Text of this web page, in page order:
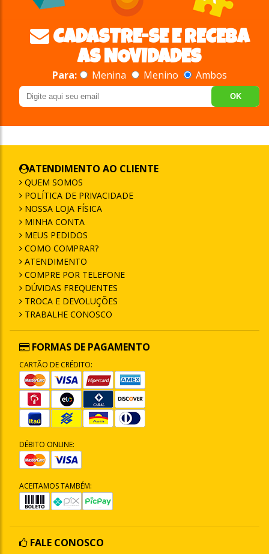
CADASTRE-SE E RECEBA
AS NOVIDADES
Para: Menina Menino Ambos
OK
ATENDIMENTO AO CLIENTE
QUEM SOMOS
POLÍTICA DE PRIVACIDADE
NOSSA LOJA FÍSICA
MINHA CONTA
MEUS PEDIDOS
COMO COMPRAR?
ATENDIMENTO
COMPRE POR TELEFONE
DÚVIDAS FREQUENTES
TROCA E DEVOLUÇÕES
TRABALHE CONOSCO
FORMAS DE PAGAMENTO
CARTÃO DE CRÉDITO:
DÉBITO ONLINE:
ACEITAMOS TAMBÉM:
FALE CONOSCO